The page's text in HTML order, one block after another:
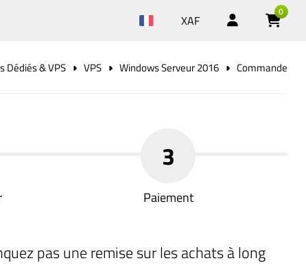
XAF
0
Dédiés & VPS VPS Windows Serveur 2016 Commande
3
Paiement
pas une remise sur les achats à long